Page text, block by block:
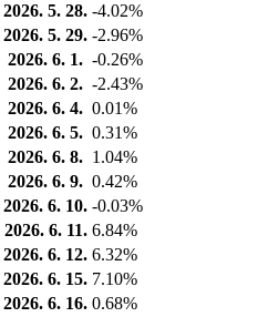
2026. 5. 28. -4.02%
2026. 5. 29. -2.96%
2026. 6. 1. -0.26%
2026. 6. 2. -2.43%
2026. 6. 4. 0.01%
2026. 6. 5. 0.31%
2026. 6. 8. 1.04%
2026. 6. 9. 0.42%
2026. 6. 10. -0.03%
2026. 6. 11. 6.84%
2026. 6. 12. 6.32%
2026. 6. 15. 7.10%
2026. 6. 16. 0.68%